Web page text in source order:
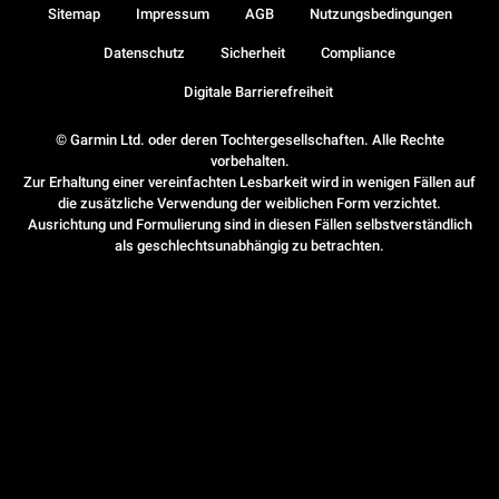
© Garmin Ltd. oder deren Tochtergesellschaften. Alle Rechte
vorbehalten.
Zur Erhaltung einer vereinfachten Lesbarkeit wird in wenigen Fällen auf
die zusätzliche Verwendung der weiblichen Form verzichtet.
Ausrichtung und Formulierung sind in diesen Fällen selbstverständlich
als geschlechtsunabhängig zu betrachten.
Sitemap Impressum AGB Nutzungsbedingungen
Datenschutz Sicherheit Compliance
Digitale Barrierefreiheit